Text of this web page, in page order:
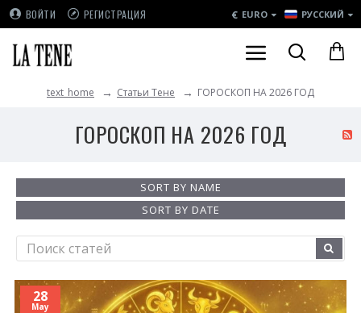
ВОЙТИ РЕГИСТРАЦИЯ € EURO РУССКИЙ
text_home Статьи Тене ГОРОСКОП НА 2026 ГОД
ГОРОСКОП НА 2026 ГОД
SORT BY NAME
SORT BY DATE
28
May